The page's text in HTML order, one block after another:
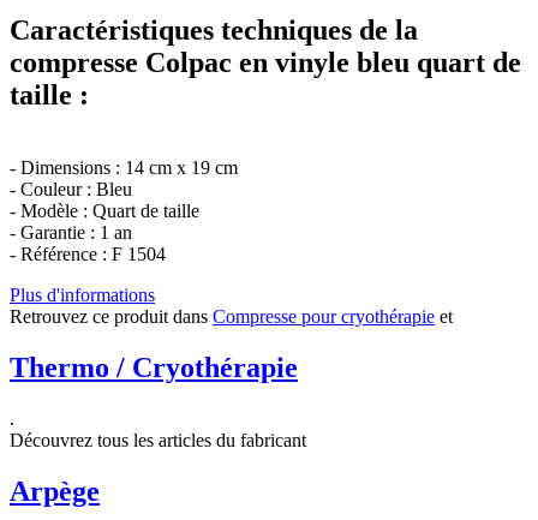
Caractéristiques techniques de la
compresse Colpac en vinyle bleu quart de
taille :
- Dimensions : 14 cm x 19 cm
- Couleur : Bleu
- Modèle : Quart de taille
- Garantie : 1 an
- Référence : F 1504
Plus d'informations
Retrouvez ce produit dans Compresse pour cryothérapie et
Thermo / Cryothérapie
.
Découvrez tous les articles du fabricant
Arpège